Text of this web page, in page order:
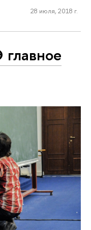
28 июля, 2018 г.